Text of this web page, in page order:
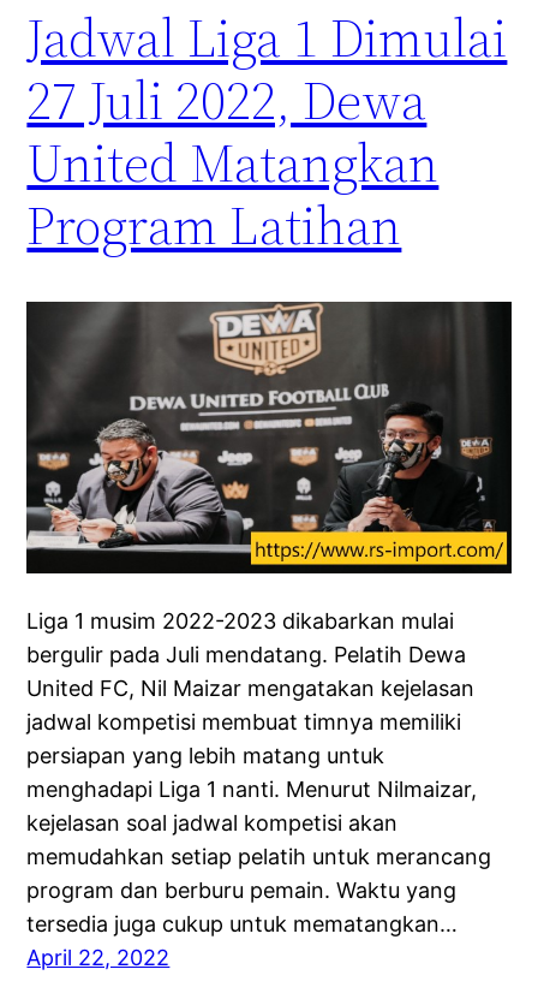
Jadwal Liga 1 Dimulai
27 Juli 2022, Dewa
United Matangkan
Program Latihan
Liga 1 musim 2022-2023 dikabarkan mulai
bergulir pada Juli mendatang. Pelatih Dewa
United FC, Nil Maizar mengatakan kejelasan
jadwal kompetisi membuat timnya memiliki
persiapan yang lebih matang untuk
menghadapi Liga 1 nanti. Menurut Nilmaizar,
kejelasan soal jadwal kompetisi akan
memudahkan setiap pelatih untuk merancang
program dan berburu pemain. Waktu yang
tersedia juga cukup untuk mematangkan…
April 22, 2022